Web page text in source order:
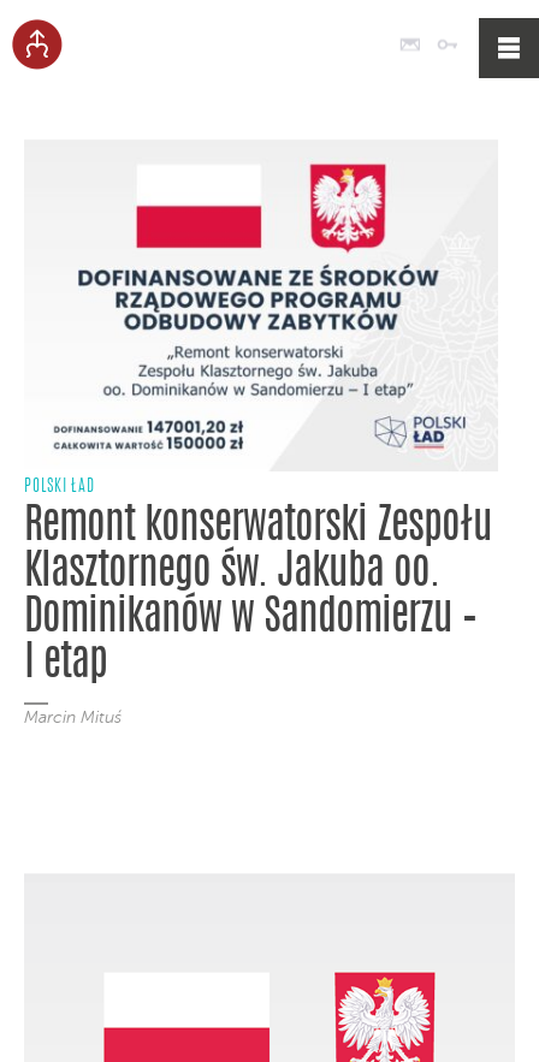
Poczta
POLSKI ŁAD
Remont konserwatorski Zespołu
Klasztornego św. Jakuba oo.
Dominikanów w Sandomierzu –
I etap
Marcin Mituś